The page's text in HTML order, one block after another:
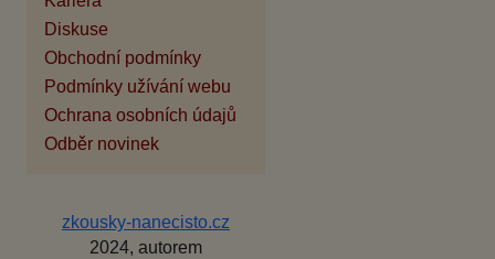
Diskuse
Obchodní podmínky
Podmínky užívání webu
Ochrana osobních údajů
Odběr novinek
zkousky-nanecisto.cz
2024, autorem